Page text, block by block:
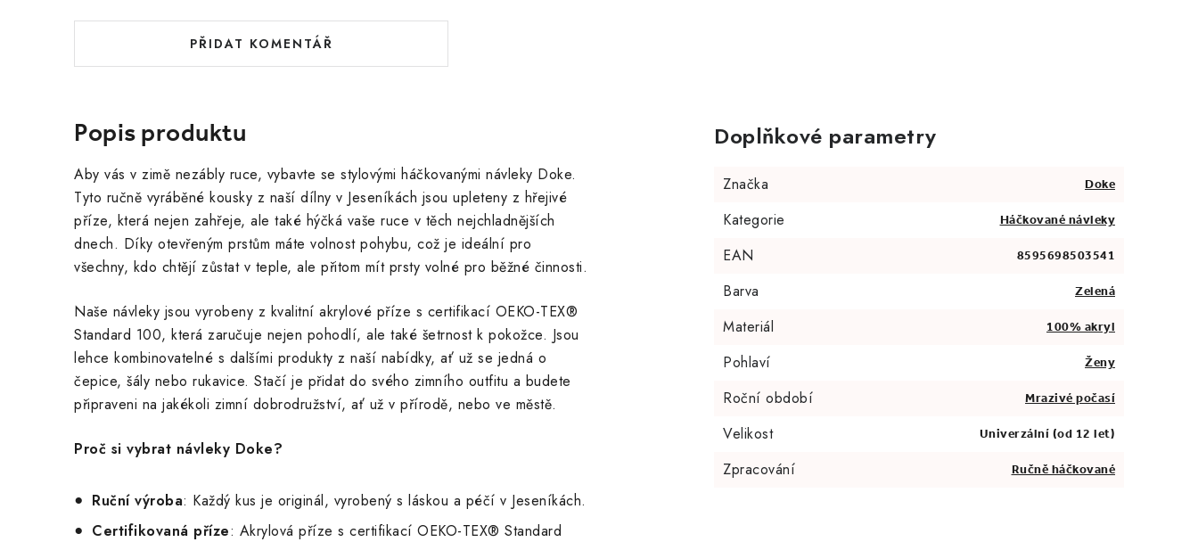
Popis produktu
Aby vás v zimě nezábly ruce, vybavte se stylovými háčkovanými návleky Doke.
Tyto ručně vyráběné kousky z naší dílny v Jeseníkách jsou upleteny z hřejivé
příze, která nejen zahřeje, ale také hýčká vaše ruce v těch nejchladnějších
dnech. Díky otevřeným prstům máte volnost pohybu, což je ideální pro
všechny, kdo chtějí zůstat v teple, ale přitom mít prsty volné pro běžné činnosti.
Naše návleky jsou vyrobeny z kvalitní akrylové příze s certifikací OEKO-TEX®
Standard 100, která zaručuje nejen pohodlí, ale také šetrnost k pokožce. Jsou
lehce kombinovatelné s dalšími produkty z naší nabídky, ať už se jedná o
čepice, šály nebo rukavice. Stačí je přidat do svého zimního outfitu a budete
připraveni na jakékoli zimní dobrodružství, ať už v přírodě, nebo ve městě.
Proč si vybrat návleky Doke?
Ruční výroba: Každý kus je originál, vyrobený s láskou a péčí v Jeseníkách.
Certifikovaná příze: Akrylová příze s certifikací OEKO-TEX® Standard
Doplňkové parametry
Značka Doke
Kategorie Háčkované návleky
EAN 8595698503541
Barva Zelená
Materiál 100% akryl
Pohlaví Ženy
Roční období Mrazivé počasí
Velikost Univerzální (od 12 let)
Zpracování Ručně háčkované
PŘIDAT KOMENTÁŘ